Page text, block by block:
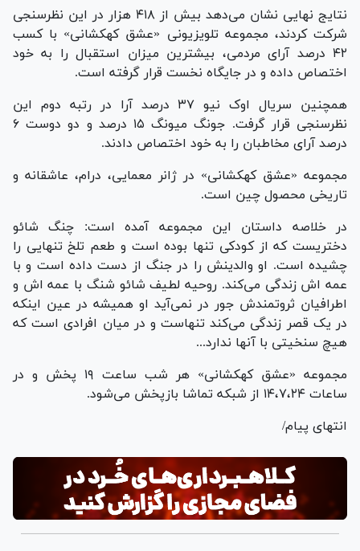
نتایج نهایی نشان می‌دهد بیش از ۴۱۸ هزار در این نظرسنجی
شرکت کردند، مجموعه تلویزیونی «عشق کهکشانی» با کسب
۴۲ درصد آرای مردمی، بیشترین میزان استقبال را به خود
اختصاص داده و در جایگاه نخست قرار گرفته است.
همچنین سریال اوک نیو ۳۷ درصد آرا در رتبه دوم این
نظرسنجی قرار گرفت. جونگ میونگ ۱۵ درصد و دو دوست ۶
درصد آرای مخاطبان را به خود اختصاص دادند.
مجموعه «عشق کهکشانی» در ژانر معمایی، درام، عاشقانه و
تاریخی محصول چین است.
در خلاصه داستان این مجموعه آمده است: چنگ شائو
دختریست که از کودکی تنها بوده است و طعم تلخ تنهایی را
چشیده است. او والدینش را در جنگ از دست داده است و با
عمه اش زندگی می‌کند. روحیه لطیف شائو شنگ با عمه اش و
اطرافیان ثروتمندش جور در نمی‌آید او همیشه در عین اینکه
در یک قصر زندگی می‌کند تنهاست و در میان افرادی است که
هیچ سنخیتی با آنها ندارد...
مجموعه «عشق کهکشانی» هر شب ساعت ۱۹ پخش و در
ساعات ۱۴،۷،۲۴ از شبکه تماشا بازپخش می‌شود.
انتهای پیام/